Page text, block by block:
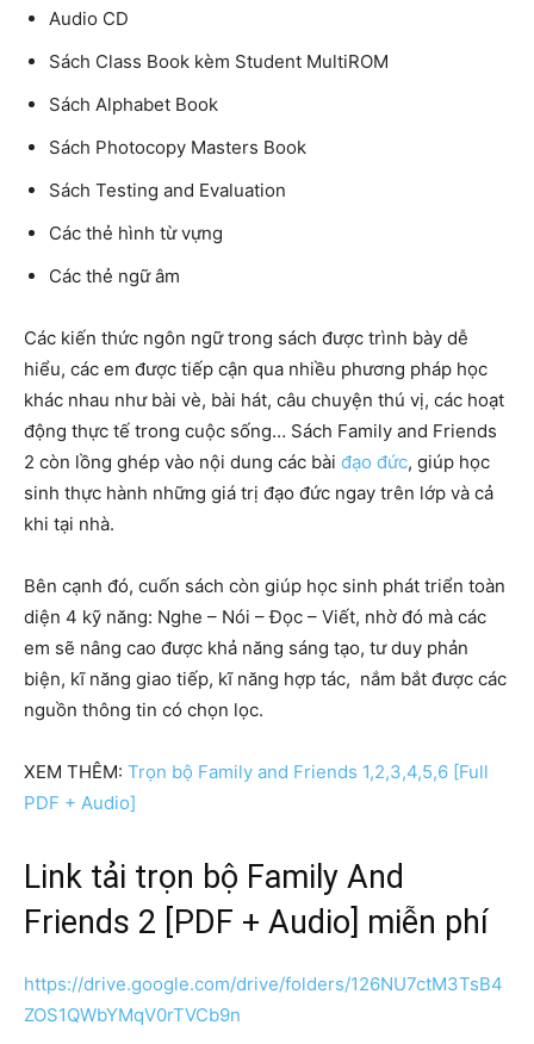
Audio CD
Sách Class Book kèm Student MultiROM
Sách Alphabet Book
Sách Photocopy Masters Book
Sách Testing and Evaluation
Các thẻ hình từ vựng
Các thẻ ngữ âm
Các kiến thức ngôn ngữ trong sách được trình bày dễ
hiểu, các em được tiếp cận qua nhiều phương pháp học
khác nhau như bài vè, bài hát, câu chuyện thú vị, các hoạt
động thực tế trong cuộc sống… Sách Family and Friends
2 còn lồng ghép vào nội dung các bài đạo đức, giúp học
sinh thực hành những giá trị đạo đức ngay trên lớp và cả
khi tại nhà.
Bên cạnh đó, cuốn sách còn giúp học sinh phát triển toàn
diện 4 kỹ năng: Nghe – Nói – Đọc – Viết, nhờ đó mà các
em sẽ nâng cao được khả năng sáng tạo, tư duy phản
biện, kĩ năng giao tiếp, kĩ năng hợp tác, nắm bắt được các
nguồn thông tin có chọn lọc.
XEM THÊM: Trọn bộ Family and Friends 1,2,3,4,5,6 [Full
PDF + Audio]
Link tải trọn bộ Family And
Friends 2 [PDF + Audio] miễn phí
https://drive.google.com/drive/folders/126NU7ctM3TsB4
ZOS1QWbYMqV0rTVCb9n